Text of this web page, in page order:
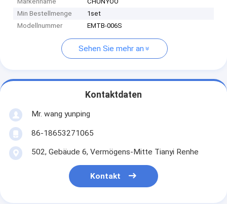
Min Bestellmenge
1set
Modellnummer
EMTB-006S
Sehen Sie mehr an
Kontaktdaten
Mr. wang yunping
86-18653271065
502, Gebäude 6, Vermögens-Mitte Tianyi Renhe
Kontakt